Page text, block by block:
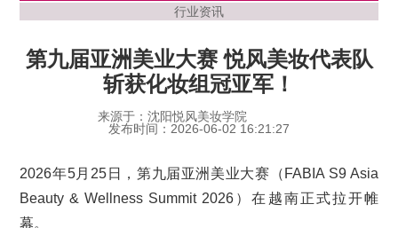
行业资讯
第九届亚洲美业大赛 悦风美妆代表队
斩获化妆组冠亚军！
来源于：沈阳悦风美妆学院
发布时间：2026-06-02 16:21:27
2026年5月25日，第九届亚洲美业大赛（FABIA S9 Asia
Beauty & Wellness Summit 2026）在越南正式拉开帷
幕。